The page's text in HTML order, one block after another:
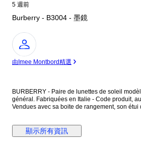
5 週前
Burberry - B3004 - 墨鏡
專
家
由Imee Montbord精選
BURBERRY - Paire de lunettes de soleil
général. Fabriquées en Italie - Code produit, authenticité : AY0622590 -
Vendues avec sa boite de rangement, son étui
motifs à carreaux sur l'autre face - Le masque
apparente. Les verres sont teintés
顯示所有資訊